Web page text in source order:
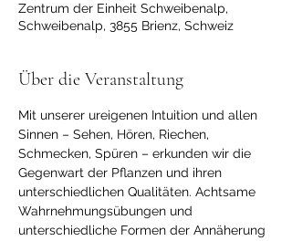
Zentrum der Einheit Schweibenalp,
Schweibenalp, 3855 Brienz, Schweiz
Über die Veranstaltung
Mit unserer ureigenen Intuition und allen
Sinnen – Sehen, Hören, Riechen,
Schmecken, Spüren – erkunden wir die
Gegenwart der Pflanzen und ihren
unterschiedlichen Qualitäten. Achtsame
Wahrnehmungsübungen und
unterschiedliche Formen der Annäherung